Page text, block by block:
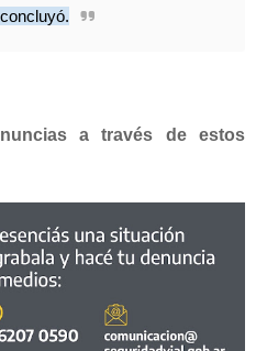
a través de estos